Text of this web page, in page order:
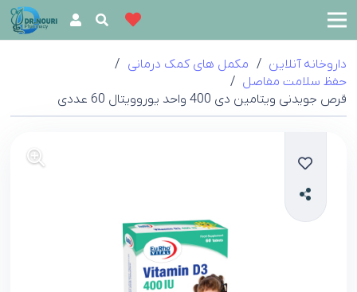
داروخانه آنلاین / مکمل های کمک درمانی /
حفظ سلامت مفاصل /
قرص جویدنی ویتامین دی 400 واحد یوروویتال 60 عددی